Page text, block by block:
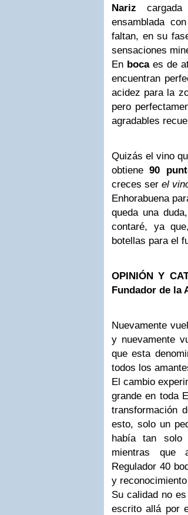
Nariz cargada
ensamblada
faltan, en su
sensaciones
En bocaes de
encuentran
acidez para la
pero
agradables
Quizás el vino
obtiene90
creces ser el
Enhorabuena
queda una
contaré, ya
botellas para el
OPINIÓN Y
Fundador de la
Nuevamente
y nuevamente
que esta
todos los
El cambio
grande en toda
transformación
esto, solo un
había tan solo
mientras que
Regulador 40
y
Su calidad no
escrito allá por